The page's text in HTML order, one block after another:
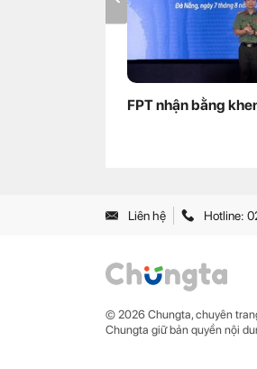
FPT nhận bằng
Liên hệ Hotline:
© 2026 Chungta, chuyên
Chungta giữ bản quyền nội